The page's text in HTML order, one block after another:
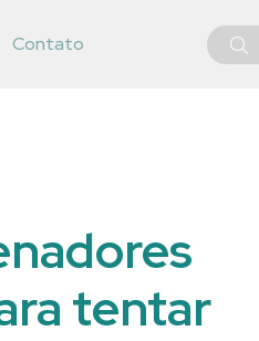
Contato
tentar